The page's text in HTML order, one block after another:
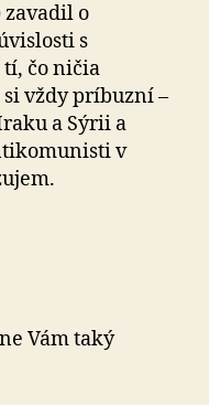
o
s
čo ničia
vždy príbuzní –
a Sýrii a
v
Vám taký